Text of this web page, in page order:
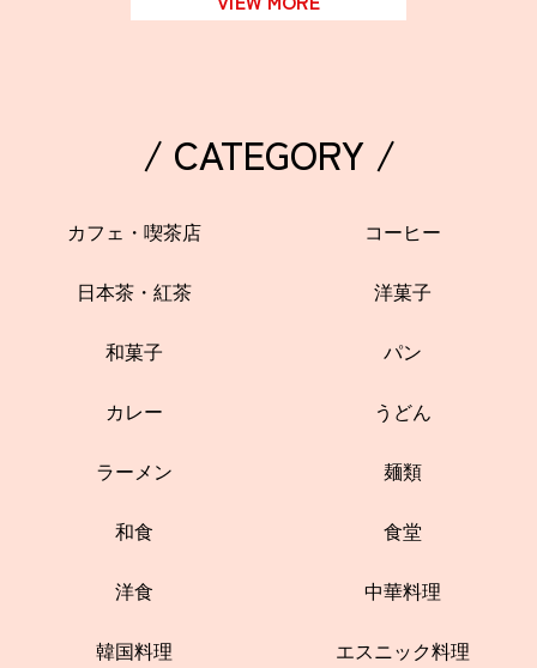
/ CATEGORY /
カフェ・喫茶店 コーヒー
日本茶・紅茶 洋菓子
和菓子 パン
カレー うどん
ラーメン 麺類
和食 食堂
洋食 中華料理
韓国料理 エスニック料理